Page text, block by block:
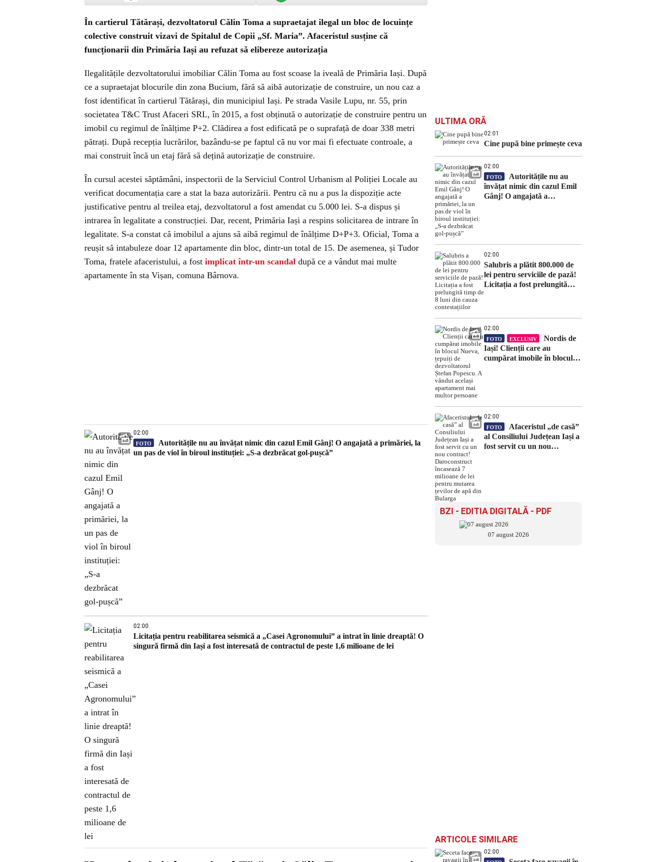
În cartierul Tătărași, dezvoltatorul Călin Toma a supraetajat ilegal un bloc de locuințe
colective construit vizavi de Spitalul de Copii „Sf. Maria”. Afaceristul susține că
funcționarii din Primăria Iași au refuzat să elibereze autorizația
Ilegalitățile dezvoltatorului imobiliar Călin Toma au fost scoase la iveală de Primăria Iași. După
ce a supraetajat blocurile din zona Bucium, fără să aibă autorizație de construire, un nou caz a
fost identificat în cartierul Tătărași, din municipiul Iași. Pe strada Vasile Lupu, nr. 55, prin
societatea T&C Trust Afaceri SRL, în 2015, a fost obținută o autorizație de construire pentru un
imobil cu regimul de înălțime P+2. Clădirea a fost edificată pe o suprafață de doar 338 metri
pătrați. După recepția lucrărilor, bazându-se pe faptul că nu vor mai fi efectuate controale, a
mai construit încă un etaj fără să dețină autorizație de construire.
În cursul acestei săptămâni, inspectorii de la Serviciul Control Urbanism al Poliției Locale au
verificat documentația care a stat la baza autorizării. Pentru că nu a pus la dispoziție acte
justificative pentru al treilea etaj, dezvoltatorul a fost amendat cu 5.000 lei. S-a dispus și
intrarea în legalitate a construcției. Dar, recent, Primăria Iași a respins solicitarea de intrare în
legalitate. S-a constat că imobilul a ajuns să aibă regimul de înălțime D+P+3. Oficial, Toma a
reușit să intabuleze doar 12 apartamente din bloc, dintr-un total de 15. De asemenea, și Tudor
Toma, fratele afaceristului, a fost implicat într-un scandal după ce a vândut mai multe
apartamente în sta Vișan, comuna Bârnova.
02:00
FOTO
Autoritățile nu au învățat nimic din cazul Emil Gânj! O angajată a primăriei, la
un pas de viol în biroul instituției: „S-a dezbrăcat gol-pușcă”
02:00
Licitația pentru reabilitarea seismică a „Casei Agronomului” a intrat în linie dreaptă! O
singură firmă din Iași a fost interesată de contractul de peste 1,6 milioane de lei
ULTIMA ORĂ
02:01
Cine pupă bine primește ceva
02:00
FOTO
Autoritățile nu au
învățat nimic din cazul Emil
Gânj! O angajată a
02:00
Salubris a plătit 800.000 de
lei pentru serviciile de pază!
Licitația a fost prelungită
02:00
FOTO EXCLUSIV
Nordis de
Iași! Clienții care au
cumpărat imobile în blocul
02:00
FOTO
Afaceristul „de casă”
al Consiliului Județean Iași a
fost servit cu un nou
BZI - EDITIA DIGITALĂ - PDF
07 august 2026
ARTICOLE SIMILARE
02:00